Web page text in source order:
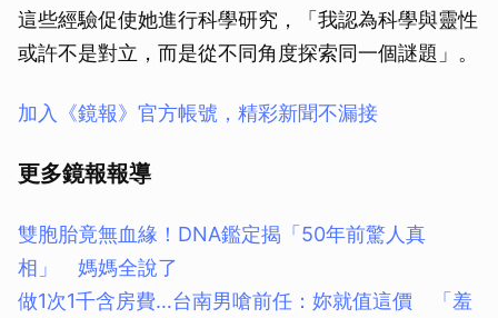
這些經驗促使她進行科學研究，「我認為科學與靈性
或許不是對立，而是從不同角度探索同一個謎題」。
加入《鏡報》官方帳號，精彩新聞不漏接
更多鏡報報導
雙胞胎竟無血緣！DNA鑑定揭「50年前驚人真
相」 媽媽全說了
做1次1千含房費…台南男嗆前任：妳就值這價 「羞